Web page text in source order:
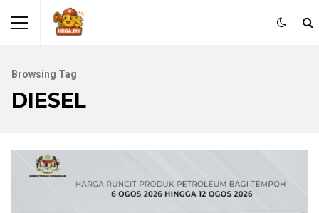
Browsing Tag
DIESEL